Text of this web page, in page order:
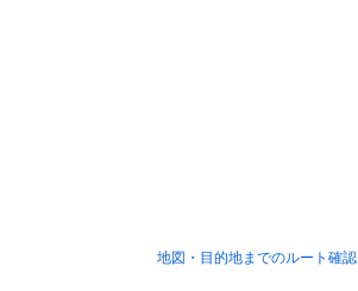
地図・目的地までのルート確認